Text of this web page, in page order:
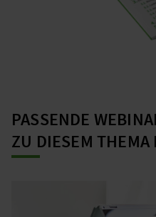
PASSENDE
ZU DIESEM THEMA